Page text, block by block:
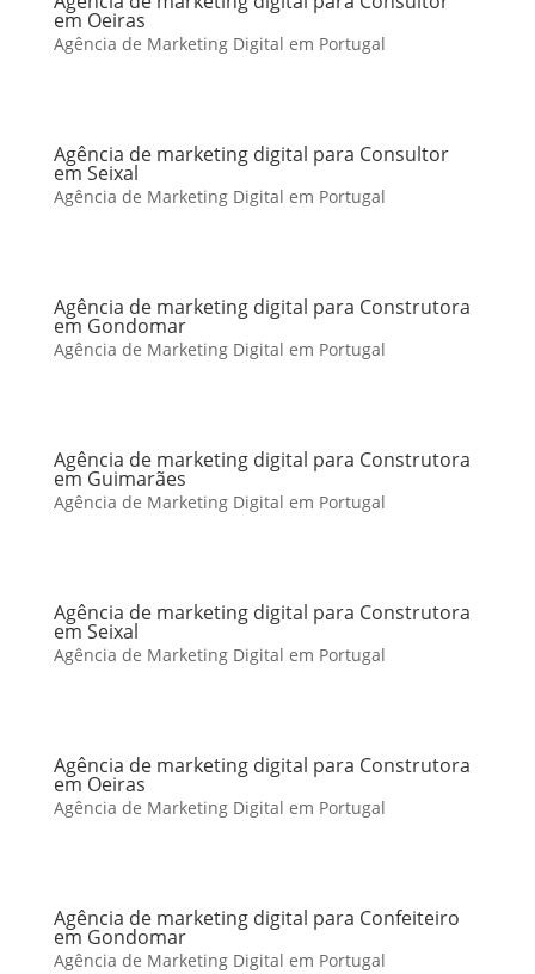
em Oeiras
Agência de Marketing Digital em Portugal
Agência de marketing digital para Consultor
em Seixal
Agência de Marketing Digital em Portugal
Agência de marketing digital para Construtora
em Gondomar
Agência de Marketing Digital em Portugal
Agência de marketing digital para Construtora
em Guimarães
Agência de Marketing Digital em Portugal
Agência de marketing digital para Construtora
em Seixal
Agência de Marketing Digital em Portugal
Agência de marketing digital para Construtora
em Oeiras
Agência de Marketing Digital em Portugal
Agência de marketing digital para Confeiteiro
em Gondomar
Agência de Marketing Digital em Portugal